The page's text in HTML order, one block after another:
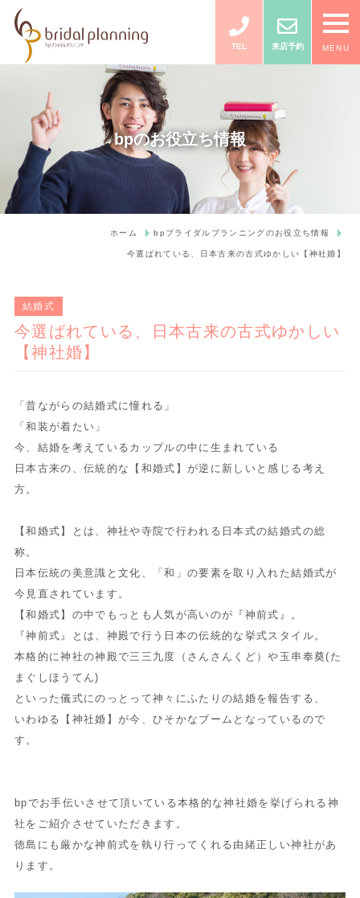
TEL 来店予約 MENU
bpのお役立ち情報
ホーム bpブライダルプランニングのお役立ち情報
今選ばれている、日本古来の古式ゆかしい【神社婚】
結婚式
今選ばれている、日本古来の古式ゆかしい
【神社婚】
「昔ながらの結婚式に憧れる」
「和装が着たい」
今、結婚を考えているカップルの中に生まれている
日本古来の、伝統的な【和婚式】が逆に新しいと感じる考え
方。
【和婚式】とは、神社や寺院で行われる日本式の結婚式の総
称。
日本伝統の美意識と文化、「和」の要素を取り入れた結婚式が
今見直されています。
【和婚式】の中でもっとも人気が高いのが『神前式』。
『神前式』とは、神殿で行う日本の伝統的な挙式スタイル。
本格的に神社の神殿で三三九度（さんさんくど）や玉串奉奠(た
まぐしほうてん)
といった儀式にのっとって神々にふたりの結婚を報告する、
いわゆる【神社婚】が今、ひそかなブームとなっているので
す。
bpでお手伝いさせて頂いている本格的な神社婚を挙げられる神
社をご紹介させていただきます。
徳島にも厳かな神前式を執り行ってくれる由緒正しい神社があ
ります。